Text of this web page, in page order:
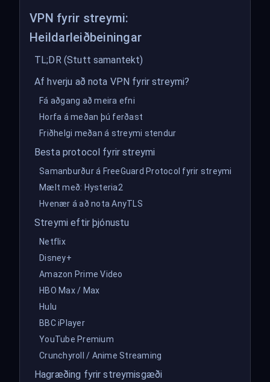
VPN fyrir streymi:
Heildarleiðbeiningar
TL;DR (Stutt samantekt)
Af hverju að nota VPN fyrir streymi?
Fá aðgang að meira efni
Horfa á meðan þú ferðast
Friðhelgi meðan á streymi stendur
Besta protocol fyrir streymi
Samanburður á FreeGuard Protocol fyrir streymi
Mælt með: Hysteria2
Hvenær á að nota AnyTLS
Streymi eftir þjónustu
Netflix
Disney+
Amazon Prime Video
HBO Max / Max
Hulu
BBC iPlayer
YouTube Premium
Crunchyroll / Anime Streaming
Hagræðing fyrir streymisgæði